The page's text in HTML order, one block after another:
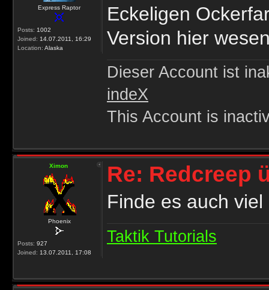
Express Raptor
Posts: 1002
Joined: 14.07.2011, 16:29
Location: Alaska
Eckeligen
Version hier
Dieser Account ist
indeX
This Account is
Ximon
Phoenix
Posts: 927
Joined: 13.07.2011, 17:08
Re: Redcreep
Finde es auch
Taktik Tutorials